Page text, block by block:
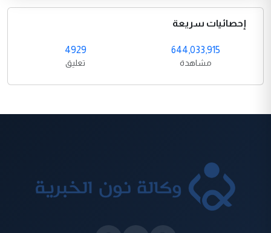
إحصائيات سريعة
644,033,915
مشاهدة
4929
تعليق